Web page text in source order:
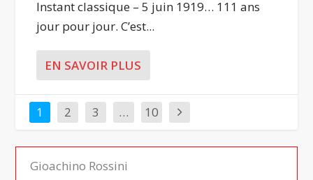
Instant classique – 5 juin 1919… 111 ans
jour pour jour. C’est...
EN SAVOIR PLUS
1 2 3 … 10